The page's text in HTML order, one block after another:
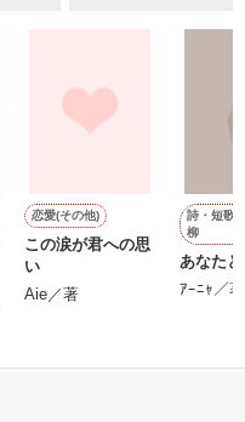
恋愛(その他)
この涙が君への思
い
Aie／著
詩・短歌
柳
あなた
ｱｰﾆｬ／著